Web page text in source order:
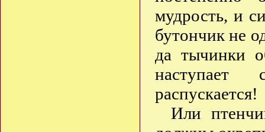
мудрость, и
бутончик не
да тычинки
распускается!
Или